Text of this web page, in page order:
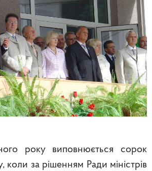
року виповнюється сорок
коли за рішенням Ради міністрів